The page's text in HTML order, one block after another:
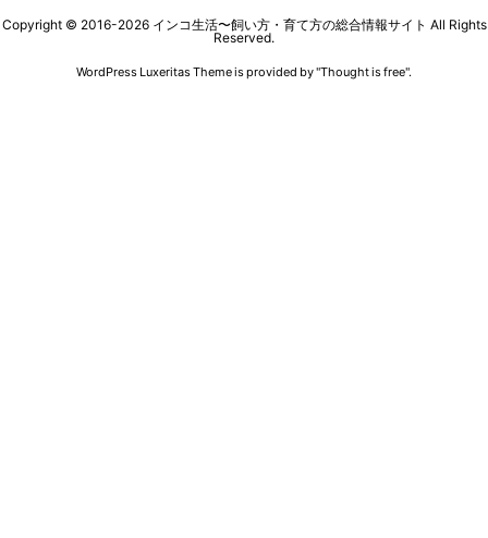
Copyright © 2016-2026 インコ生活〜飼い方・育て方の総合情報サイト All Rights
Reserved.
WordPress Luxeritas Theme is provided by "Thought is free".